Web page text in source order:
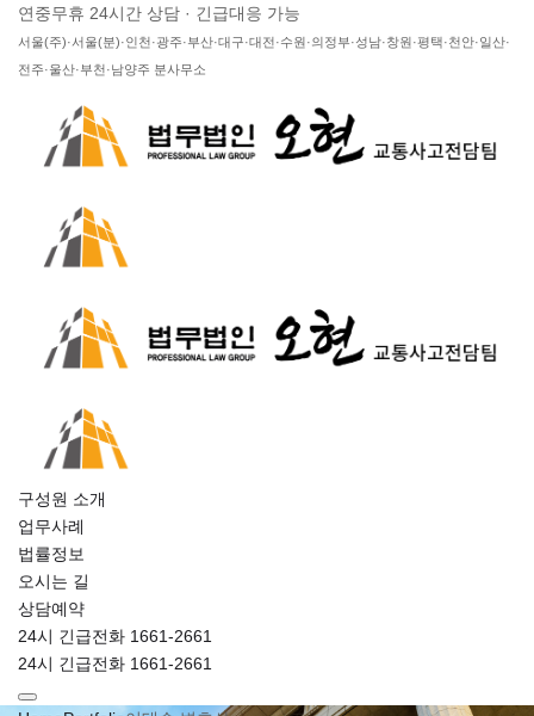
연중무휴 24시간 상담 · 긴급대응 가능
서울(주)·서울(분)·인천·광주·부산·대구·대전·수원·의정부·성남·창원·평택·천안·일산·
전주·울산·부천·남양주 분사무소
구성원 소개
업무사례
법률정보
오시는 길
상담예약
24시 긴급전화 1661-2661
24시 긴급전화 1661-2661